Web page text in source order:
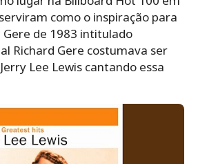
como o inspiração para
Gere de 1983 intitulado
Richard Gere costumava ser
Lee Lewis cantando essa